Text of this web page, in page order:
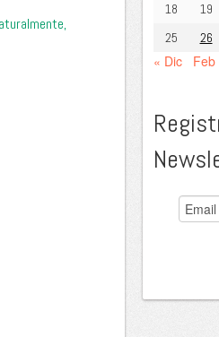
18
19
25
26
« Dic Feb